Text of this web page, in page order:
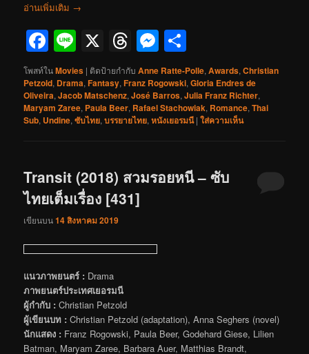
อ่านเพิ่มเติม →
Facebook
Line
X Threads
Messenger
โพสท์ในMovies | ติดป้ายกำกับ Anne Ratte-Polle,Awards,Christian
Petzold, Drama,Fantasy,Franz Rogowski,Gloria Endres de
Oliveira,Jacob Matschenz,José Barros,Julia Franz Richter,
Maryam Zaree, Paula Beer, Rafael Stachowiak, Romance,Thai
Sub, Undine,ซับไทย,บรรยายไทย,หนังเยอรมนี |ใส่ความเห็น
Transit (2018) สวมรอยหนี – ซับ
ไทยเต็มเรื่อง [431]
เขียนบน14 สิงหาคม 2019
แนวภาพยนตร์ : Drama
ภาพยนตร์ประเทศเยอรมนี
ผู้กำกับ : Christian Petzold
ผู้เขียนบท : Christian Petzold (adaptation), Anna Seghers (novel)
นักแสดง : Franz Rogowski, Paula Beer, Godehard Giese, Lilien
Batman, Maryam Zaree, Barbara Auer, Matthias Brandt,